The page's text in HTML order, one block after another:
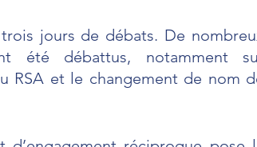
jours de débats. De
été débattus, notamment
RSA et le changement de nom